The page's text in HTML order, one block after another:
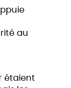
au
étaient